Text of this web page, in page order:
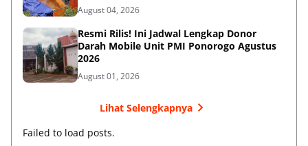
August 04, 2026
Resmi Rilis! Ini Jadwal Lengkap Donor
Darah Mobile Unit PMI Ponorogo Agustus
2026
August 01, 2026
Lihat Selengkapnya
Failed to load posts.